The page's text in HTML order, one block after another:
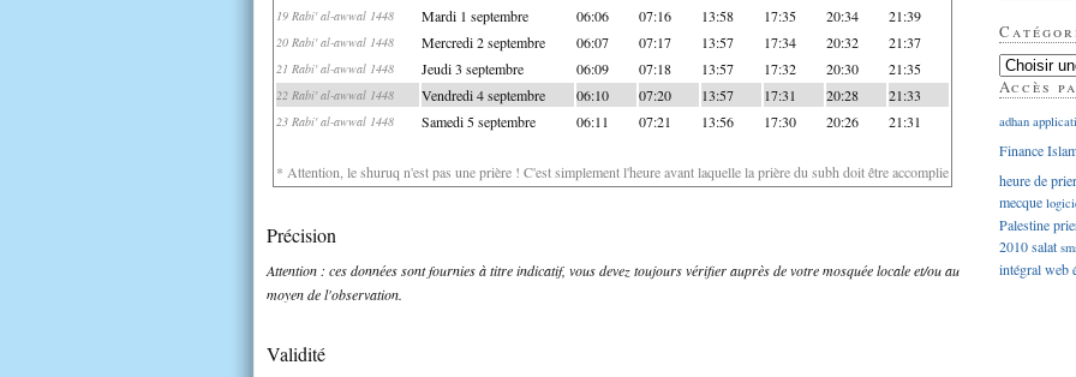
19 Rabi' al-awwal 1448 Mardi 1 septembre 06:06 07:16 13:58 17:35 20:34 21:39
20 Rabi' al-awwal 1448 Mercredi 2 septembre 06:07 07:17 13:57 17:34 20:32 21:37
21 Rabi' al-awwal 1448 Jeudi 3 septembre 06:09 07:18 13:57 17:32 20:30 21:35
22 Rabi' al-awwal 1448 Vendredi 4 septembre 06:10 07:20 13:57 17:31 20:28 21:33
23 Rabi' al-awwal 1448 Samedi 5 septembre 06:11 07:21 13:56 17:30 20:26 21:31
* Attention, le shuruq n'est pas une prière ! C'est simplement l'heure avant laquelle la prière du subh doit être accomplie
Précision
Attention : ces données sont fournies à titre indicatif, vous devez toujours vérifier auprès de votre mosquée locale et/ou au
moyen de l'observation.
Validité
Accès
adhan
Finance
heure de
mecque
Palestine
2010salat
intégralweb